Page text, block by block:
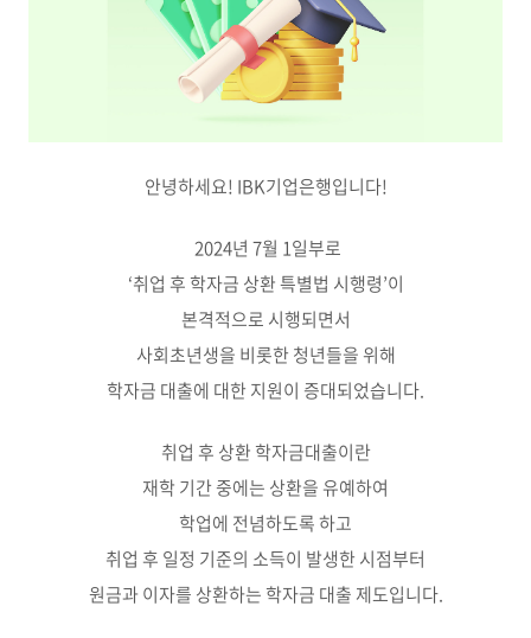
안녕하세요! IBK기업은행입니다!
2024년 7월 1일부로
‘취업 후 학자금 상환 특별법 시행령’이
본격적으로 시행되면서
사회초년생을 비롯한 청년들을 위해
학자금 대출에 대한 지원이 증대되었습니다.
취업 후 상환 학자금대출이란
재학 기간 중에는 상환을 유예하여
학업에 전념하도록 하고
취업 후 일정 기준의 소득이 발생한 시점부터
원금과 이자를 상환하는 학자금 대출 제도입니다.